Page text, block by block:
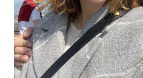
du
Notre palette
Virtuosa Venezia